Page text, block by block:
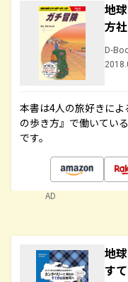
地
方
D-
本書は4人の旅好きに
の歩き方』で働いてい
です。
AD
地
す